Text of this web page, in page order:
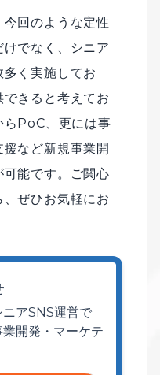
回のような定性
でなく、シニア
く実施してお
きると考えてお
らPoC、更には事
など新規事業開
能です。ご関心
ぜひお気軽にお
アSNS運営で
開発・マーケテ